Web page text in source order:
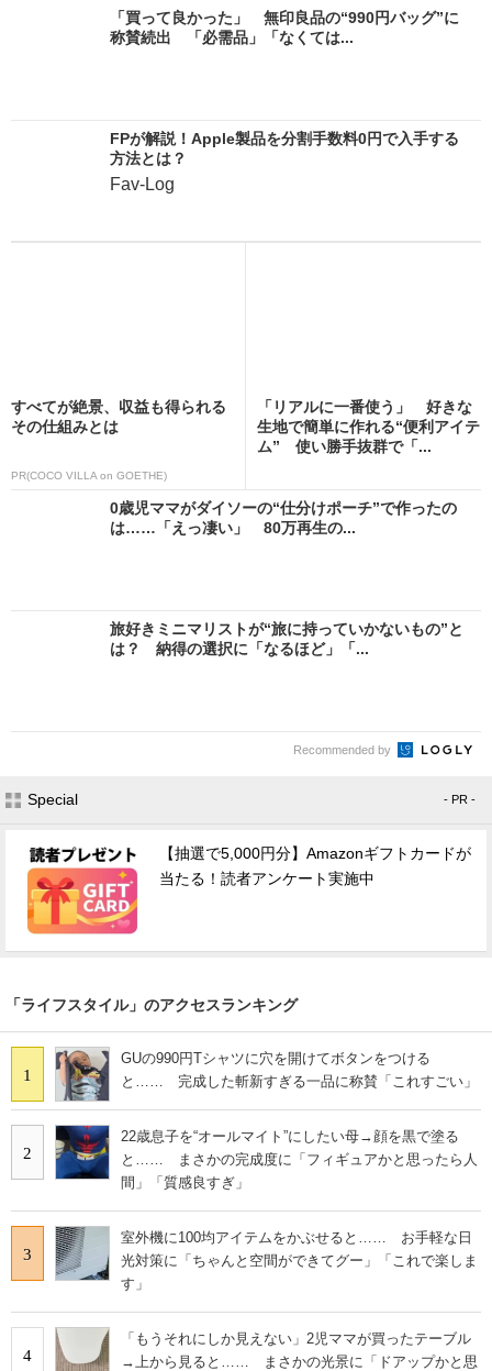
「買って良かった」 無印良品の“990円バッグ”に
称賛続出 「必需品」「なくては...
FPが解説！Apple製品を分割手数料0円で入手する
方法とは？
Fav-Log
すべてが絶景、収益も得られる
その仕組みとは
PR(COCO VILLA on GOETHE)
「リアルに一番使う」 好きな
生地で簡単に作れる“便利アイテ
ム” 使い勝手抜群で「...
0歳児ママがダイソーの“仕分けポーチ”で作ったの
は……「えっ凄い」 80万再生の...
旅好きミニマリストが“旅に持っていかないもの”と
は？ 納得の選択に「なるほど」「...
Recommended by
Special - PR -
【抽選で5,000円分】Amazonギフトカードが
当たる！読者アンケート実施中
「ライフスタイル」のアクセスランキング
1
GUの990円Tシャツに穴を開けてボタンをつける
と…… 完成した斬新すぎる一品に称賛「これすごい」
2
22歳息子を“オールマイト”にしたい母→顔を黒で塗る
と…… まさかの完成度に「フィギュアかと思ったら人
間」「質感良すぎ」
3
室外機に100均アイテムをかぶせると…… お手軽な日
光対策に「ちゃんと空間ができてグー」「これで楽しま
す」
4
「もうそれにしか見えない」2児ママが買ったテーブル
→上から見ると…… まさかの光景に「ドアップかと思